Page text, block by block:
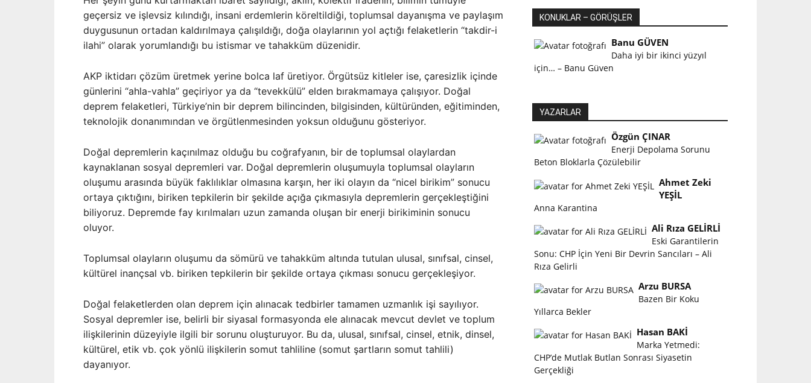
geçersiz ve işlevsiz kılındığı, insani erdemlerin köreltildiği, toplumsal dayanışma ve paylaşım
duygusunun ortadan kaldırılmaya çalışıldığı, doğa olaylarının yol açtığı felaketlerin “takdir-i
ilahi” olarak yorumlandığı bu istismar ve tahakküm düzenidir.
AKP iktidarı çözüm üretmek yerine bolca laf üretiyor. Örgütsüz kitleler ise, çaresizlik içinde
günlerini “ahla-vahla” geçiriyor ya da “tevekkülü” elden bırakmamaya çalışıyor. Doğal
deprem felaketleri, Türkiye’nin bir deprem bilincinden, bilgisinden, kültüründen, eğitiminden,
teknolojik donanımından ve örgütlenmesinden yoksun olduğunu gösteriyor.
Doğal depremlerin kaçınılmaz olduğu bu coğrafyanın, bir de toplumsal olaylardan
kaynaklanan sosyal depremleri var. Doğal depremlerin oluşumuyla toplumsal olayların
oluşumu arasında büyük faklılıklar olmasına karşın, her iki olayın da “nicel birikim” sonucu
ortaya çıktığını, biriken tepkilerin bir şekilde açığa çıkmasıyla depremlerin gerçekleştiğini
biliyoruz. Depremde fay kırılmaları uzun zamanda oluşan bir enerji birikiminin sonucu
oluyor.
Toplumsal olayların oluşumu da sömürü ve tahakküm altında tutulan ulusal, sınıfsal, cinsel,
kültürel inançsal vb. biriken tepkilerin bir şekilde ortaya çıkması sonucu gerçekleşiyor.
Doğal felaketlerden olan deprem için alınacak tedbirler tamamen uzmanlık işi sayılıyor.
Sosyal depremler ise, belirli bir siyasal formasyonda ele alınacak mevcut devlet ve toplum
ilişkilerinin düzeyiyle ilgili bir sorunu oluşturuyor. Bu da, ulusal, sınıfsal, cinsel, etnik, dinsel,
kültürel, etik vb. çok yönlü ilişkilerin somut tahliline (somut şartların somut tahlili)
dayanıyor.
KONUKLAR – GÖRÜŞLER
Banu GÜVEN
Daha iyi bir ikinci yüzyıl
için… – Banu Güven
YAZARLAR
Özgün ÇINAR
Enerji Depolama Sorunu
Beton Bloklarla Çözülebilir
Ahmet Zeki
YEŞİL
Anna Karantina
Ali Rıza GELİRLİ
Eski Garantilerin
Sonu: CHP İçin Yeni Bir Devrin Sancıları – Ali
Rıza Gelirli
Arzu BURSA
Bazen Bir Koku
Yıllarca Bekler
Hasan BAKİ
Marka Yetmedi:
CHP’de Mutlak Butlan Sonrası Siyasetin
Gerçekliği